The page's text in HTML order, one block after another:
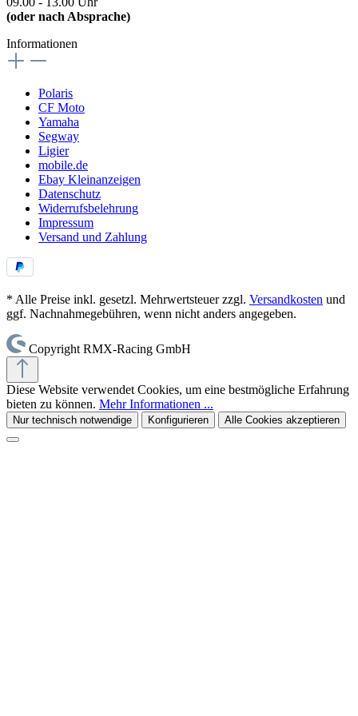
(oder nach Absprache)
Informationen
Polaris
CF Moto
Yamaha
Segway
Ligier
mobile.de
Ebay Kleinanzeigen
Datenschutz
Widerrufsbelehrung
Impressum
Versand und Zahlung
* Alle Preise inkl. gesetzl. Mehrwertsteuer zzgl. Versandkosten und
ggf. Nachnahmegebühren, wenn nicht anders angegeben.
Copyright RMX-Racing GmbH
Diese Website verwendet Cookies, um eine bestmögliche Erfahrung
bieten zu können. Mehr Informationen ...
Nur technisch notwendige Konfigurieren Alle Cookies akzeptieren